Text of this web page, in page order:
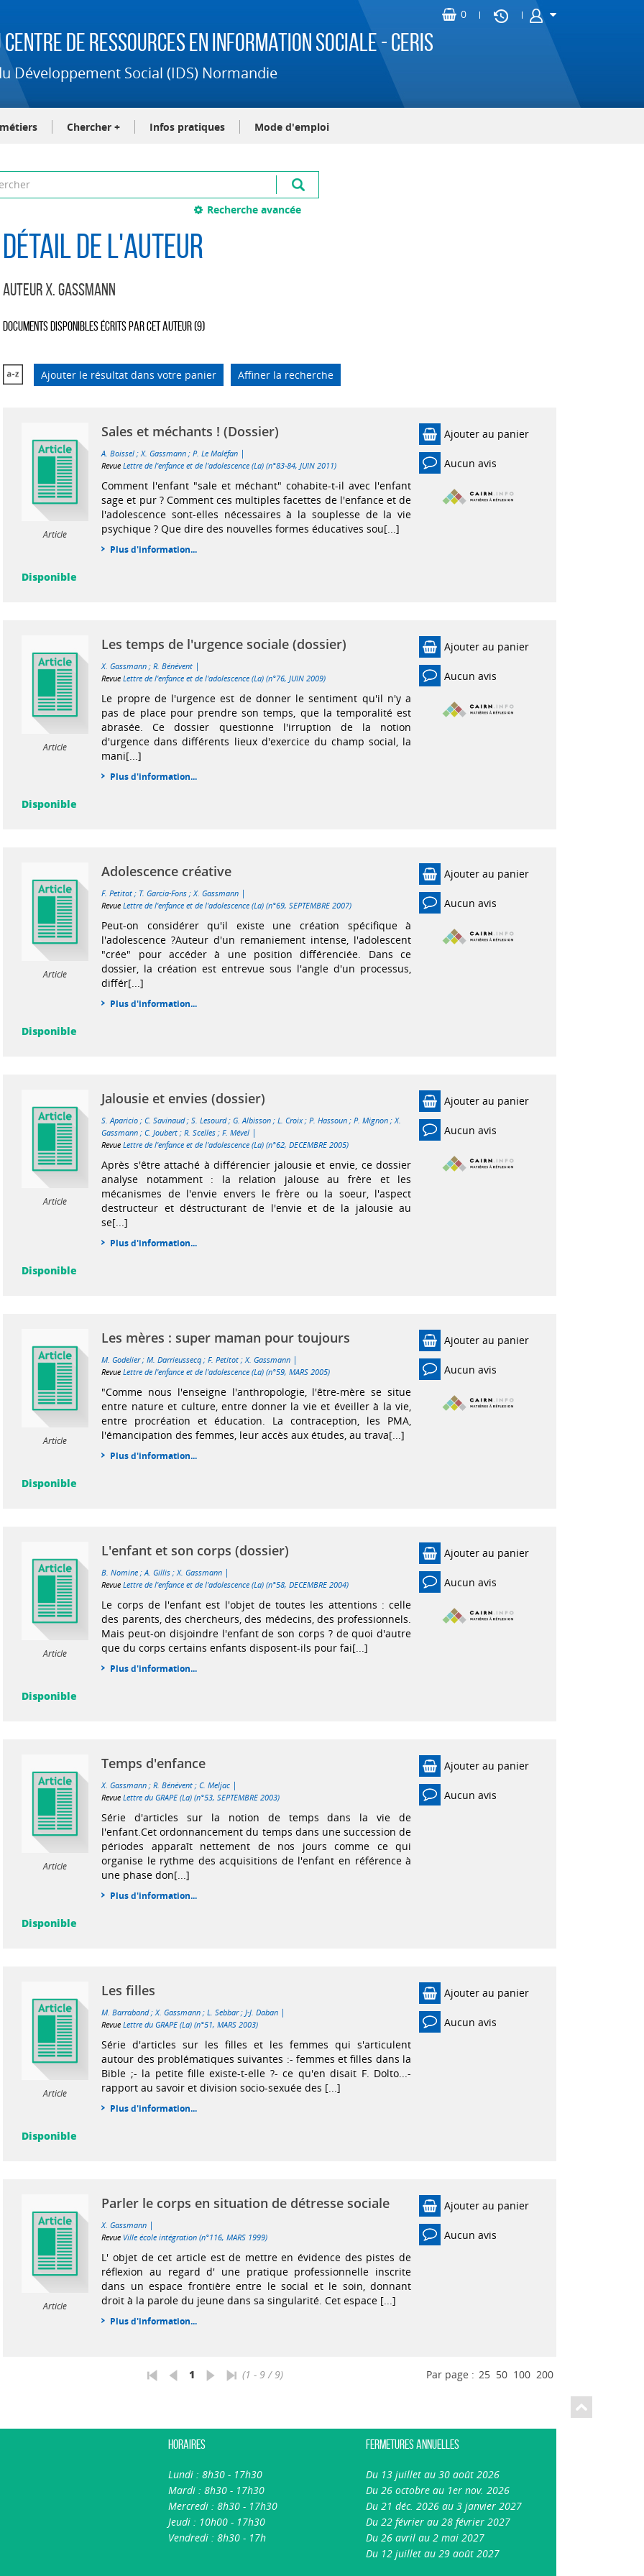
de Ressources en Information Sociale - CERIS
Développement Social (IDS) Normandie
Chercher + Infos pratiques Mode d'emploi
Recherche avancée
Détail de l'auteur
Auteur X. Gassmann
Documents disponibles écrits par cet auteur (9)
Ajouter le résultat dans votre panier Affiner la recherche
Article
Sales et méchants ! (Dossier)
A. Boissel ;X. Gassmann ;P. Le Maléfan |
RevueLettre de l'enfance et de l'adolescence (La) (n°83-84, JUIN 2011)
Comment l'enfant "sale et méchant" cohabite-t-il avec l'enfant
sage et pur ? Comment ces multiples facettes de l'enfance et de
l'adolescence sont-elles nécessaires à la souplesse de la vie
psychique ? Que dire des nouvelles formes éducatives sou[...]
Plus d'information...
Ajouter au panier
Aucun avis
Disponible
Article
Les temps de l'urgence sociale (dossier)
X. Gassmann ;R. Bénévent |
RevueLettre de l'enfance et de l'adolescence (La) (n°76, JUIN 2009)
Le propre de l'urgence est de donner le sentiment qu'il n'y a
pas de place pour prendre son temps, que la temporalité est
abrasée. Ce dossier questionne l'irruption de la notion
d'urgence dans différents lieux d'exercice du champ social, la
mani[...]
Plus d'information...
Ajouter au panier
Aucun avis
Disponible
Article
Adolescence créative
F. Petitot ; T. Garcia-Fons ;X. Gassmann |
RevueLettre de l'enfance et de l'adolescence (La) (n°69, SEPTEMBRE 2007)
Peut-on considérer qu'il existe une création spécifique à
l'adolescence ?Auteur d'un remaniement intense, l'adolescent
"crée" pour accéder à une position différenciée. Dans ce
dossier, la création est entrevue sous l'angle d'un processus,
différ[...]
Plus d'information...
Ajouter au panier
Aucun avis
Disponible
Article
Jalousie et envies (dossier)
S. Aparicio ;C. Savinaud;S. Lesourd;G. Albisson ;L. Croix;P. Hassoun ;P. Mignon ;X.
Gassmann ;C. Joubert ;R. Scelles ;F. Mével |
RevueLettre de l'enfance et de l'adolescence (La) (n°62, DECEMBRE 2005)
Après s'être attaché à différencier jalousie et envie, ce dossier
analyse notamment : la relation jalouse au frère et les
mécanismes de l'envie envers le frère ou la soeur, l'aspect
destructeur et déstructurant de l'envie et de la jalousie au
se[...]
Plus d'information...
Ajouter au panier
Aucun avis
Disponible
Article
Les mères : super maman pour toujours
M. Godelier;M. Darrieussecq ;F. Petitot ;X. Gassmann |
RevueLettre de l'enfance et de l'adolescence (La) (n°59, MARS 2005)
"Comme nous l'enseigne l'anthropologie, l'être-mère se situe
entre nature et culture, entre donner la vie et éveiller à la vie,
entre procréation et éducation. La contraception, les PMA,
l'émancipation des femmes, leur accès aux études, au trava[...]
Plus d'information...
Ajouter au panier
Aucun avis
Disponible
Article
L'enfant et son corps (dossier)
B. Nomine ;A. Gillis ;X. Gassmann |
RevueLettre de l'enfance et de l'adolescence (La) (n°58, DECEMBRE 2004)
Le corps de l'enfant est l'objet de toutes les attentions : celle
des parents, des chercheurs, des médecins, des professionnels.
Mais peut-on disjoindre l'enfant de son corps ? de quoi d'autre
que du corps certains enfants disposent-ils pour fai[...]
Plus d'information...
Ajouter au panier
Aucun avis
Disponible
Article
Temps d'enfance
X. Gassmann ;R. Bénévent ;C. Meljac |
RevueLettre du GRAPE (La) (n°53, SEPTEMBRE 2003)
Série d'articles sur la notion de temps dans la vie de
l'enfant.Cet ordonnancement du temps dans une succession de
périodes apparaît nettement de nos jours comme ce qui
organise le rythme des acquisitions de l'enfant en référence à
une phase don[...]
Plus d'information...
Ajouter au panier
Aucun avis
Disponible
Article
Les filles
M. Barraband;X. Gassmann ;L. Sebbar;J-J. Daban |
RevueLettre du GRAPE (La) (n°51, MARS 2003)
Série d'articles sur les filles et les femmes qui s'articulent
autour des problématiques suivantes :- femmes et filles dans la
Bible ;- la petite fille existe-t-elle ?- ce qu'en disait F. Dolto...-
rapport au savoir et division socio-sexuée des [...]
Plus d'information...
Ajouter au panier
Aucun avis
Disponible
Article
Parler le corps en situation de détresse sociale
X. Gassmann |
Revue Ville école intégration (n°116, MARS 1999)
L' objet de cet article est de mettre en évidence des pistes de
réflexion au regard d' une pratique professionnelle inscrite
dans un espace frontière entre le social et le soin, donnant
droit à la parole du jeune dans sa singularité. Cet espace [...]
Plus d'information...
Ajouter au panier
Aucun avis
1 (1 - 9 / 9) Par page : 25 50 100 200
Horaires
Lundi : 8h30 - 17h30
Mardi : 8h30 - 17h30
Mercredi : 8h30 - 17h30
Jeudi : 10h00 - 17h30
Vendredi : 8h30 - 17h
Fermetures annuelles
Du 13 juillet au 30 août 2026
Du 26 octobre au 1er nov. 2026
Du 21 déc. 2026 au 3 janvier 2027
Du 22 février au 28 février 2027
Du 26 avril au 2 mai 2027
Du 12 juillet au 29 août 2027